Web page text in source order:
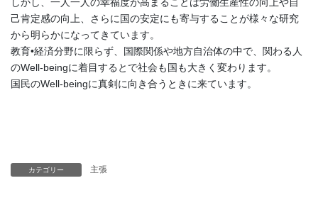
しかし、一人一人の幸福度が高まることは労働生産性の向上や自
己肯定感の向上、さらに国の安定にも寄与することが様々な研究
から明らかになってきています。
教育•経済分野に限らず、国際関係や地方自治体の中で、関わる人
のWell-beingに着目するとで社会も国も大きく変わります。
国民のWell-beingに真剣に向き合うときに来ています。
カテゴリー 主張